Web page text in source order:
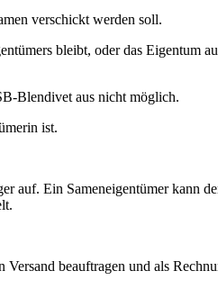
verschickt werden soll.
bleibt, oder das Eigentum
Blendivet aus nicht möglich.
ist.
Ein Sameneigentümer kann
beauftragen und als